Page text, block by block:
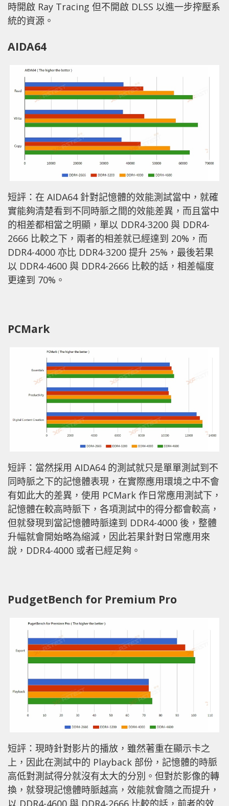
時開啟 Ray Tracing 但不開啟 DLSS 以進一步搾壓系
統的資源。
AIDA64
短評：在 AIDA64 針對記憶體的效能測試當中，就確
實能夠清楚看到不同時脈之間的效能差異，而且當中
的相差都相當之明顯，單以 DDR4-3200 與 DDR4-
2666 比較之下，兩者的相差就已經達到 20%，而
DDR4-4000 亦比 DDR4-3200 提升 25%，最後若果
以 DDR4-4600 與 DDR4-2666 比較的話，相差幅度
更達到 70%。
PCMark
短評：當然採用 AIDA64 的測試就只是單單測試到不
同時脈之下的記憶體表現，在實際應用環境之中不會
有如此大的差異，使用 PCMark 作日常應用測試下，
記憶體在較高時脈下，各項測試中的得分都會較高，
但就發現到當記憶體時脈達到 DDR4-4000 後，整體
升幅就會開始略為縮減，因此若果針對日常應用來
說，DDR4-4000 或者已經足夠。
PudgetBench for Premium Pro
短評：現時針對影片的播放，雖然著重在顯示卡之
上，因此在測試中的 Playback 部份，記憶體的時脈
高低對測試得分就沒有太大的分別。但對於影像的轉
換，就發現記憶體時脈越高，效能就會隨之而提升，
以 DDR4-4600 與 DDR4-2666 比較的話，前者的效